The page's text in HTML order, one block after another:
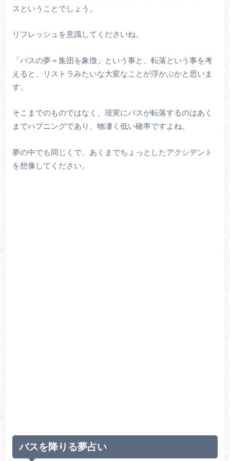
スということでしょう。
リフレッシュを意識してくださいね。
「バスの夢＝集団を象徴」という事と、転落という事を考
えると、リストラみたいな大変なことが浮かぶかと思いま
す。
そこまでのものではなく、現実にバスが転落するのはあく
までハプニングであり、物凄く低い確率ですよね。
夢の中でも同じくで、あくまでちょっとしたアクシデント
を想像してください。
バスを降りる夢占い